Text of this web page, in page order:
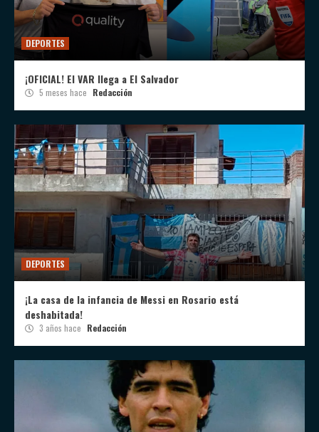
DEPORTES
¡OFICIAL! El VAR llega a El Salvador
5 meses hace Redacción
DEPORTES
¡La casa de la infancia de Messi en Rosario está
deshabitada!
3 años hace Redacción